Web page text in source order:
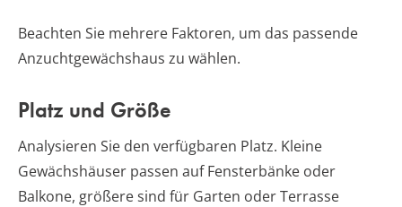
Beachten Sie mehrere Faktoren, um das passende
Anzuchtgewächshaus zu wählen.
Platz und Größe
Analysieren Sie den verfügbaren Platz. Kleine
Gewächshäuser passen auf Fensterbänke oder
Balkone, größere sind für Garten oder Terrasse